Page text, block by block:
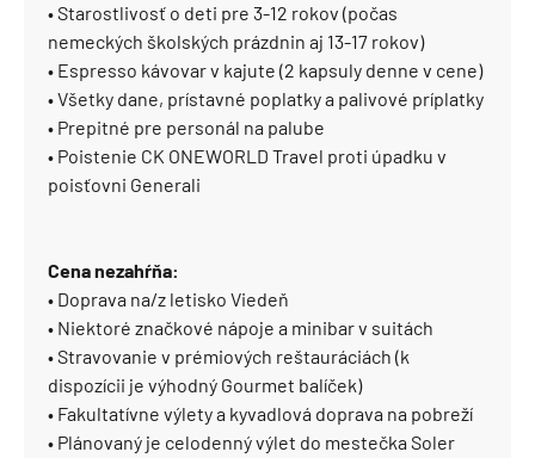
• Starostlivosť o deti pre 3-12 rokov (počas
nemeckých školských prázdnin aj 13-17 rokov)
• Espresso kávovar v kajute (2 kapsuly denne v cene)
• Všetky dane, prístavné poplatky a palivové príplatky
• Prepitné pre personál na palube
• Poistenie CK ONEWORLD Travel proti úpadku v
poisťovni Generali
Cena nezahŕňa:
• Doprava na/z letisko Viedeň
• Niektoré značkové nápoje a minibar v suitách
• Stravovanie v prémiových reštauráciách (k
dispozícii je výhodný Gourmet balíček)
• Fakultatívne výlety a kyvadlová doprava na pobreží
• Plánovaný je celodenný výlet do mestečka Soler